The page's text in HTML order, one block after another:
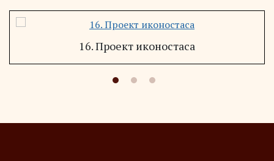
16. Проект иконостаса